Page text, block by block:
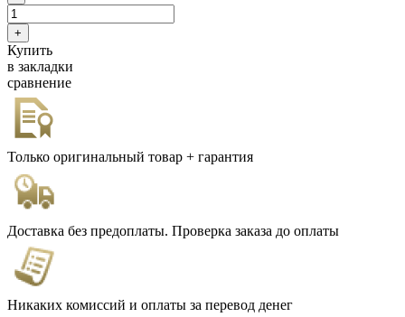
Купить
в закладки
сравнение
Только оригинальный товар + гарантия
Доставка без предоплаты. Проверка заказа до оплаты
Никаких комиссий и оплаты за перевод денег